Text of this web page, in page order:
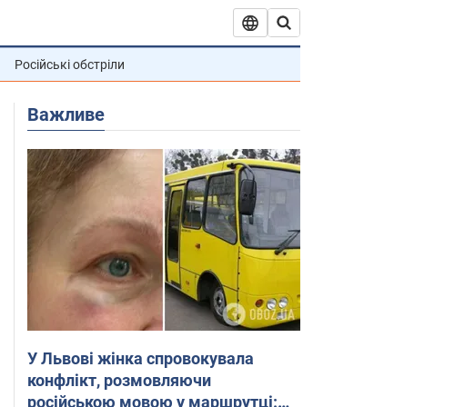
Російські обстріли
Важливе
У Львові жінка спровокувала
конфлікт, розмовляючи
російською мовою у маршрутці: